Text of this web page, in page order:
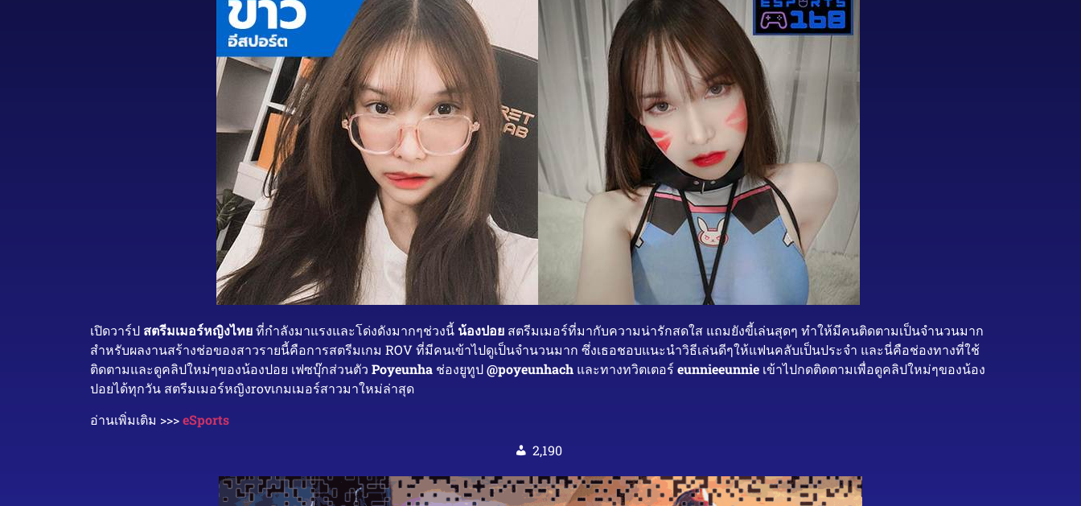
เปิดวาร์ป สตรีมเมอร์หญิงไทยที่กำลังมาแรงและโด่งดังมากๆช่วงนี้ น้องปอย สตรีมเมอร์ที่มากับความน่ารักสดใส แถมยังขี้เล่นสุดๆ ทำให้มีคนติดตามเป็นจำนวนมาก
สำหรับผลงานสร้างช่อของสาวรายนี้คือการสตรีมเกม ROV ที่มีคนเข้าไปดูเป็นจำนวนมาก ซึ่งเธอชอบแนะนำวิธีเล่นดีๆให้แฟนคลับเป็นประจำ และนี่คือช่องทางที่ใช้
ติดตามและดูคลิปใหม่ๆของน้องปอย เฟซบุ๊กส่วนตัว Poyeunha ช่องยูทูป@poyeunhach และทางทวิตเตอร์ eunnieeunnie เข้าไปกดติดตามเพื่อดูคลิปใหม่ๆของน้อง
ปอยได้ทุกวัน สตรีมเมอร์หญิงrovเกมเมอร์สาวมาใหม่ล่าสุด
อ่านเพิ่มเติม >>>eSports
2,190